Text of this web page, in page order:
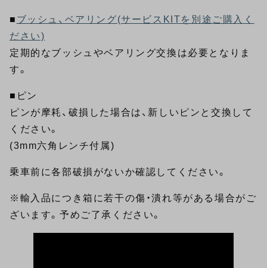
■ ブッシュ、ベアリング(サービスKITを別途ご購入く
ださい)
定期的なブッシュやベアリング交換は必要となりま
す。
■ピン
ピンが摩耗、破損した場合は、新しいピンと交換して
ください。
(3mm六角レンチ付属)
乗車前に各部破損がないか確認してください。
※輸入品につき箱に若干の傷・潰れ等がある場合がご
ざいます。予めご了承ください。